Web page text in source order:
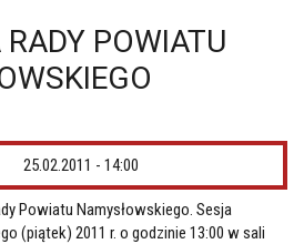
POWIATU
25.02.2011 - 14:00
Powiatu Namysłowskiego. Sesja
(piątek) 2011 r. o godzinie 13:00 w sali